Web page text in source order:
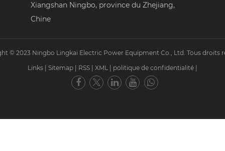
Xiangshan Ningbo, province du Zhejiang,
Chine
© 2023 Ningbo Lingkai Electric Power Equipment Co., Ltd. Tous droits
Links
Sitemap RSS XML politique de confidentialité